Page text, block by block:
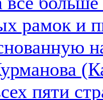
рамок и
пяти